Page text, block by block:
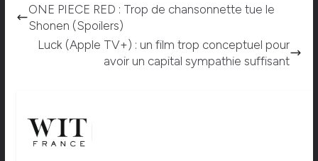
ONE PIECE RED : Trop de chansonnette tue le
Shonen (Spoilers)
Luck (Apple TV+) : un film trop conceptuel pour
avoir un capital sympathie suffisant